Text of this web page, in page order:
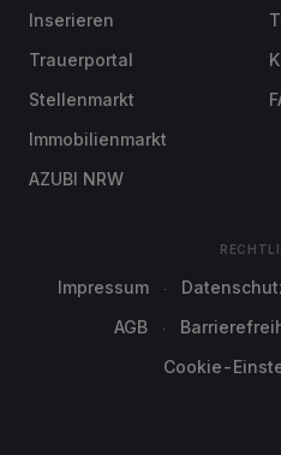
Inserieren
Trauerportal
Stellenmarkt
Immobilienmarkt
AZUBI NRW
Impressum
AGB
Cookie-